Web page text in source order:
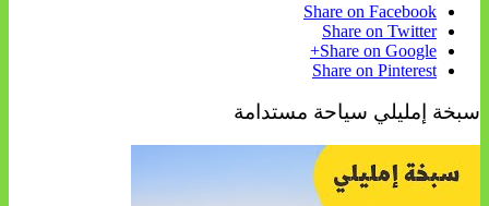
Share on Facebook
Share on Twitter
Share on Google+
Share on Pinterest
سبخة إمليلي سياحة مستدامة